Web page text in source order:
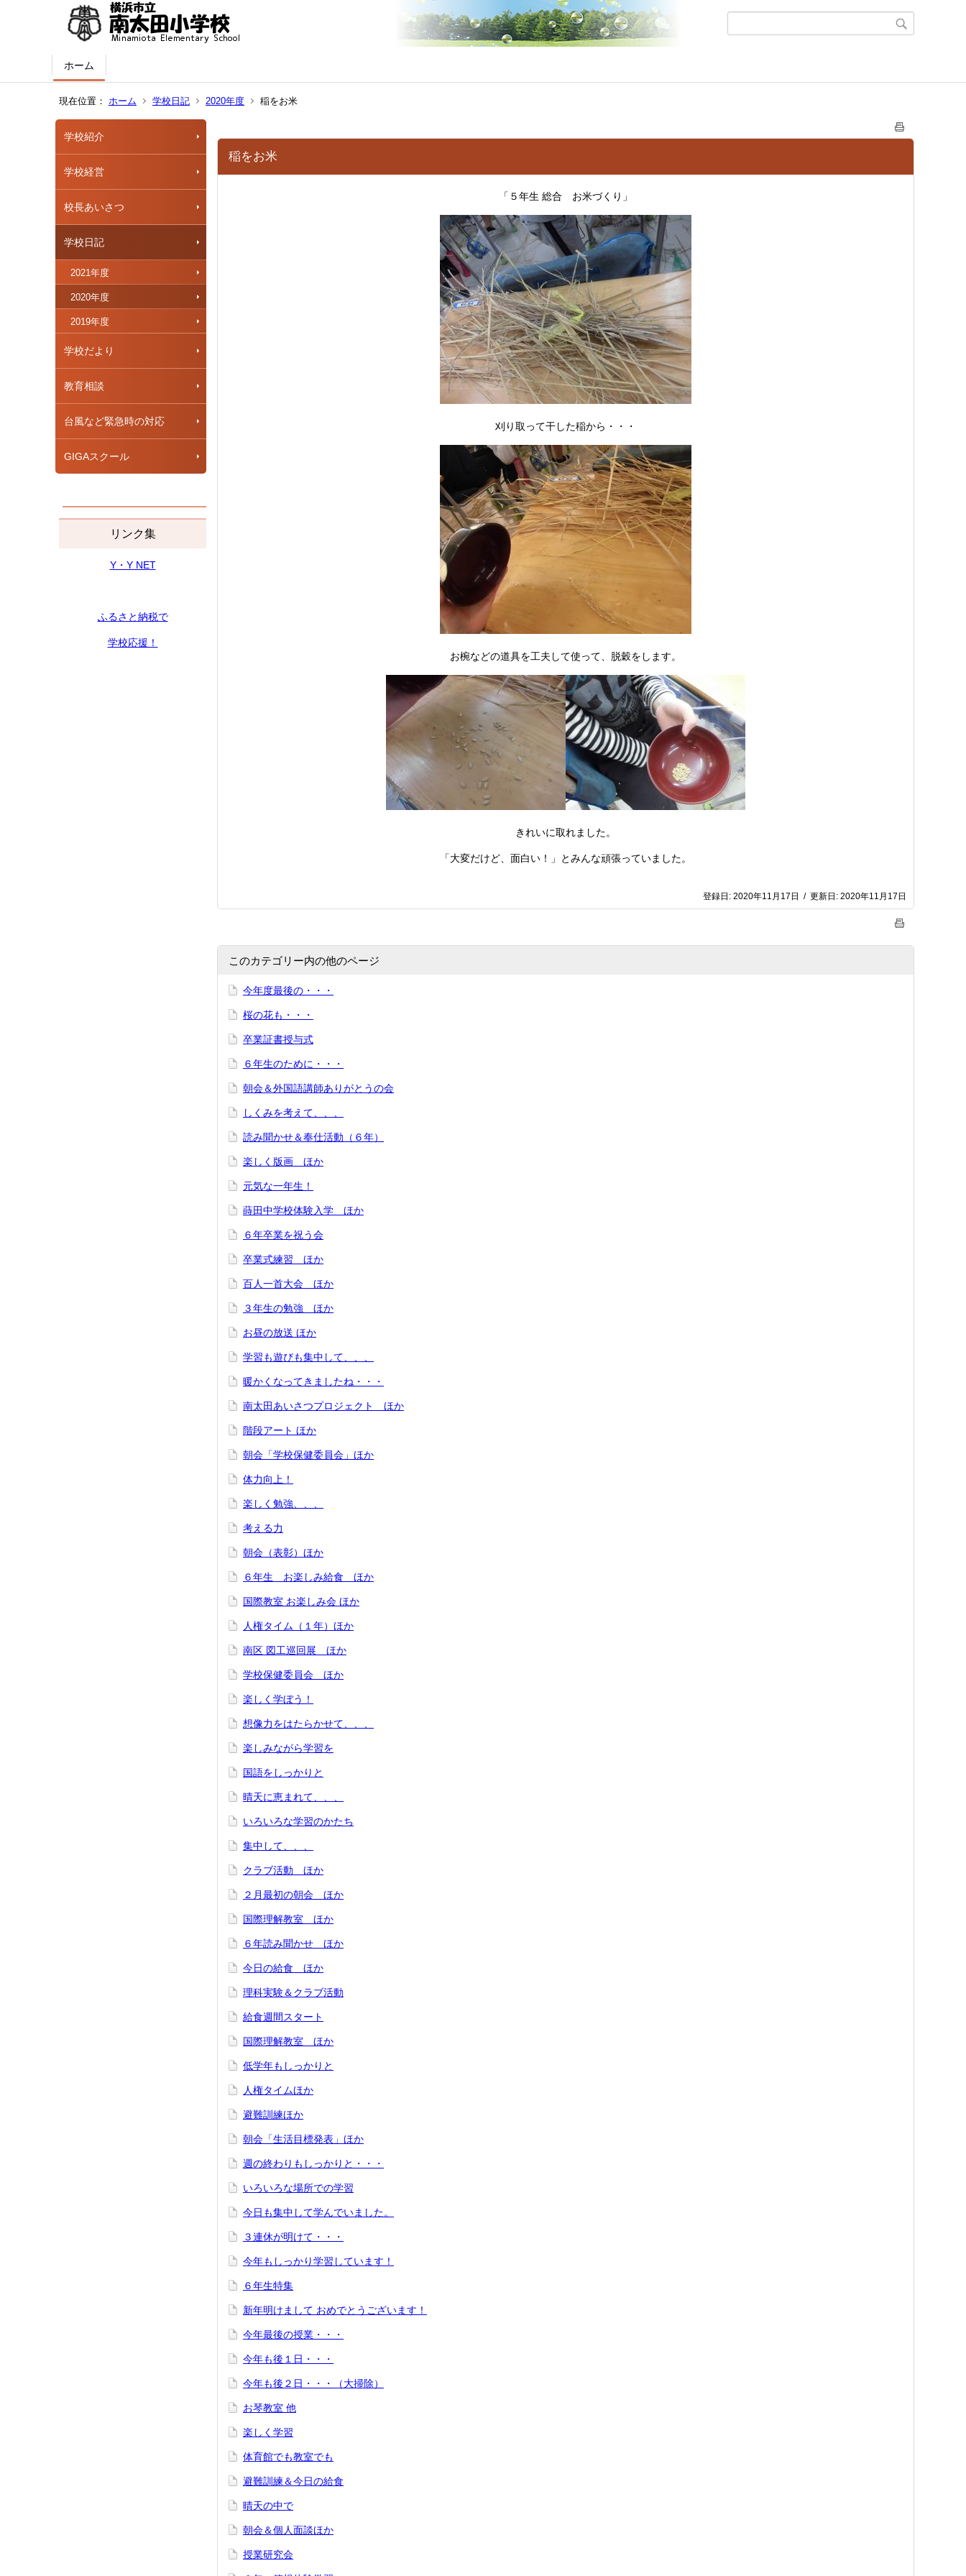
ホーム
現在位置： ホーム 学校日記 2020年度 稲をお米
学校紹介
学校経営
校長あいさつ
学校日記
2021年度
2020年度
2019年度
学校だより
教育相談
台風など緊急時の対応
GIGAスクール
リンク集
Y・Y NET
ふるさと納税で
学校応援！
稲をお米
「５年生 総合 お米づくり」
刈り取って干した稲から・・・
お椀などの道具を工夫して使って、脱穀をします。
きれいに取れました。
「大変だけど、面白い！」とみんな頑張っていました。
登録日: 2020年11月17日 / 更新日: 2020年11月17日
このカテゴリー内の他のページ
今年度最後の・・・
桜の花も・・・
卒業証書授与式
６年生のために・・・
朝会＆外国語講師ありがとうの会
しくみを考えて、、、
読み聞かせ＆奉仕活動（６年）
楽しく版画 ほか
元気な一年生！
蒔田中学校体験入学 ほか
６年卒業を祝う会
卒業式練習 ほか
百人一首大会 ほか
３年生の勉強 ほか
お昼の放送 ほか
学習も遊びも集中して、、、
暖かくなってきましたね・・・
南太田あいさつプロジェクト ほか
階段アート ほか
朝会「学校保健委員会」ほか
体力向上！
楽しく勉強、、、
考える力
朝会（表彰）ほか
６年生 お楽しみ給食 ほか
国際教室 お楽しみ会 ほか
人権タイム（１年）ほか
南区 図工巡回展 ほか
学校保健委員会 ほか
楽しく学ぼう！
想像力をはたらかせて、、、
楽しみながら学習を
国語をしっかりと
晴天に恵まれて、、、
いろいろな学習のかたち
集中して、、、
クラブ活動 ほか
２月最初の朝会 ほか
国際理解教室 ほか
６年読み聞かせ ほか
今日の給食 ほか
理科実験＆クラブ活動
給食週間スタート
国際理解教室 ほか
低学年もしっかりと
人権タイムほか
避難訓練ほか
朝会「生活目標発表」ほか
週の終わりもしっかりと・・・
いろいろな場所での学習
今日も集中して学んでいました。
３連休が明けて・・・
今年もしっかり学習しています！
６年生特集
新年明けまして おめでとうございます！
今年最後の授業・・・
今年も後１日・・・
今年も後２日・・・（大掃除）
お琴教室 他
楽しく学習
体育館でも教室でも
避難訓練＆今日の給食
晴天の中で
朝会＆個人面談ほか
授業研究会